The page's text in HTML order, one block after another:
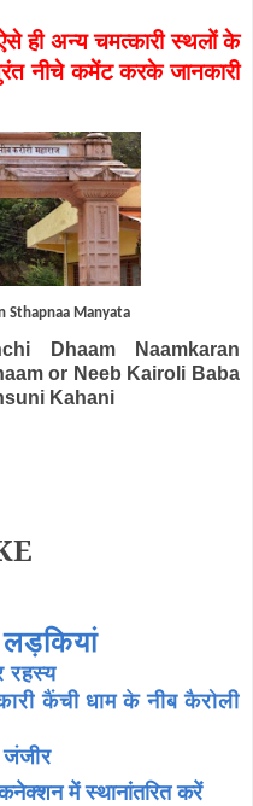
ही अन्य चमत्कारी स्थलों के
नीचे कमेंट करके जानकारी
Sthapnaa Manyata
Dhaam Naamkaran
or Neeb Kairoli Baba
Kahani
रहस्य
कैंची धाम के नीब कैरोली
जंजीर
में स्थानांतरित करें